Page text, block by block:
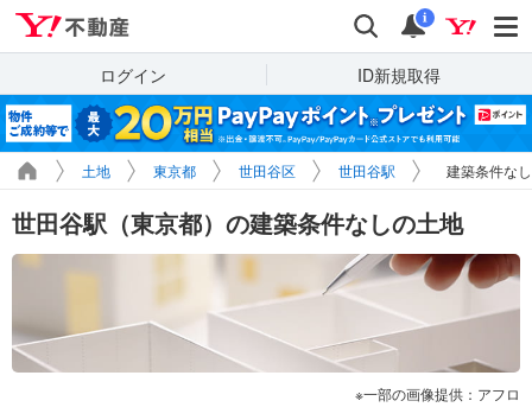
検索 通知
i
ログイン ID新規取得
土地 東京都 世田谷区 世田谷駅 建築条件な
世田谷駅（東京都）の建築条件なしの土地
一部の画像提供：アフロ